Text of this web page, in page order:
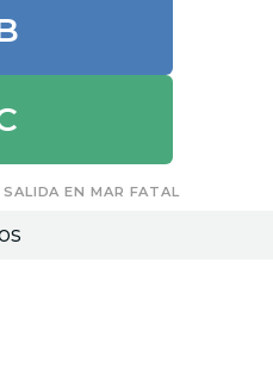
EN MAR FATAL